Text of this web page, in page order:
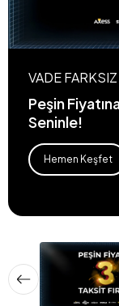
VADE FARKSIZ
Peşin
Seninle!
Hemen Keşfet